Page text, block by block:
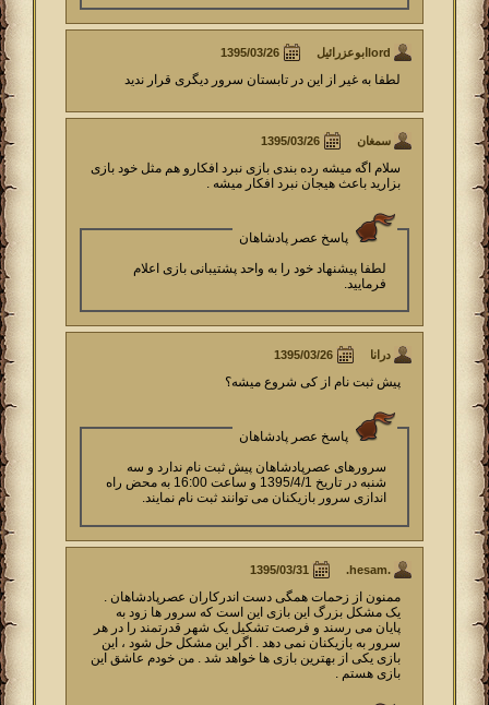
lordابوعزرائیل
لطفا به غیر از این در تابستان سرور دیگری قرار ندید
سمغان
سلام اگه میشه رده بندی بازی نبرد افکارو هم مثل خود بازی
بزارید باعث هیجان نبرد افکار میشه .
پاسخ عصر پادشاهان
لطفا پیشنهاد خود را به واحد پشتیبانی بازی اعلام
فرمایید.
درانا
پیش ثبت نام از کی شروع میشه؟
پاسخ عصر پادشاهان
سرورهای عصرپادشاهان پیش ثبت نام ندارد و سه
شنبه در تاریخ 1395/4/1 و ساعت 16:00 به محض راه
اندازی سرور بازیکنان می توانند ثبت نام نمایند.
.hesam.
ممنون از زحمات همگی دست اندرکاران عصرپادشاهان .
یک مشکل بزرگ این بازی این است که سرور ها زود به
پایان می رسند و فرصت تشکیل یک شهر قدرتمند را در هر
سرور به بازیکنان نمی دهد . اگر این مشکل حل شود ، این
بازی یکی از بهترین بازی ها خواهد شد . من خودم عاشق این
بازی هستم .